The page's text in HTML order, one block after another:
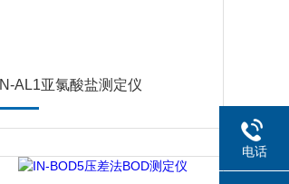
IN-AL1亚氯酸盐测定仪
电话